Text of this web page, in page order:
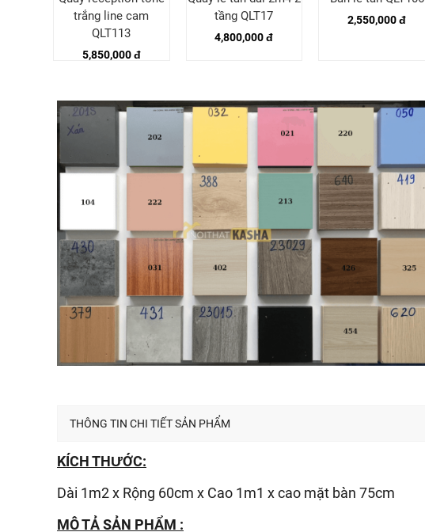
trắng line cam
QLT113
5,850,000 đ
tầng QLT17
4,800,000 đ
2,550,000 đ
THÔNG TIN CHI TIẾT SẢN PHẨM
KÍCH THƯỚC:
Dài 1m2 x Rộng 60cm x Cao 1m1 x cao mặt bàn 75cm
MÔ TẢ SẢN PHẨM :